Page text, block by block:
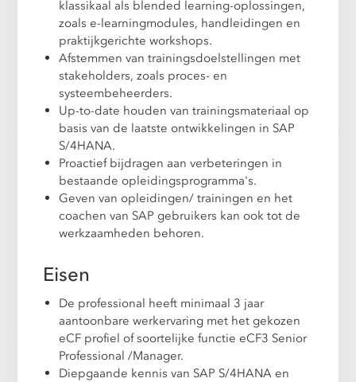
klassikaal als blended learning-oplossingen,
zoals e-learningmodules, handleidingen en
praktijkgerichte workshops.
Afstemmen van trainingsdoelstellingen met
stakeholders, zoals proces- en
systeembeheerders.
Up-to-date houden van trainingsmateriaal op
basis van de laatste ontwikkelingen in SAP
S/4HANA.
Proactief bijdragen aan verbeteringen in
bestaande opleidingsprogramma's.
Geven van opleidingen/ trainingen en het
coachen van SAP gebruikers kan ook tot de
werkzaamheden behoren.
Eisen
De professional heeft minimaal 3 jaar
aantoonbare werkervaring met het gekozen
eCF profiel of soortelijke functie eCF3 Senior
Professional /Manager.
Diepgaande kennis van SAP S/4HANA en